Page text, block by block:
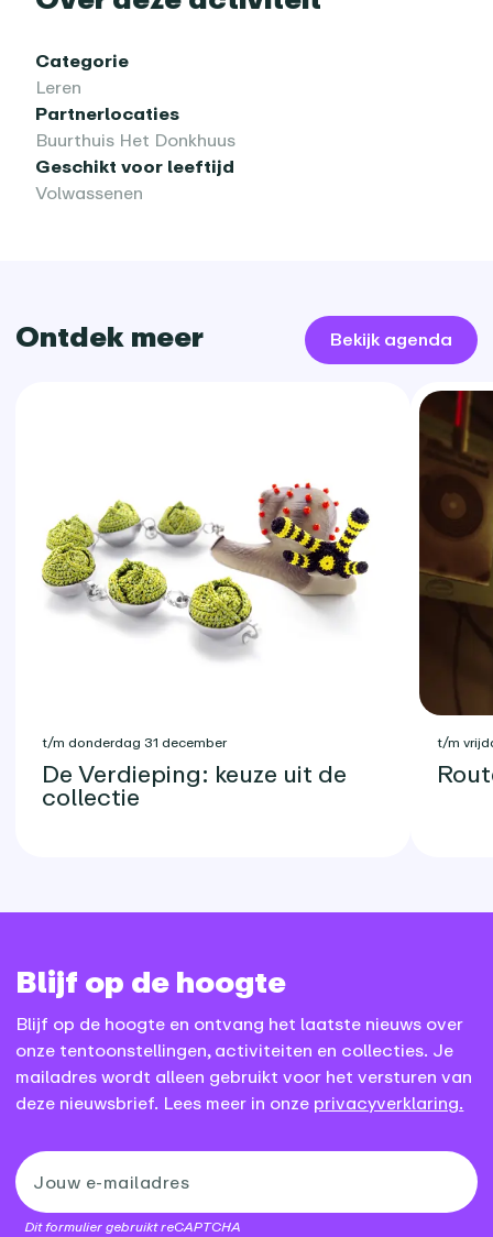
Categorie
Leren
Partnerlocaties
Buurthuis Het Donkhuus
Geschikt voor leeftijd
Volwassenen
Ontdek meer Bekijk agenda
t/m donderdag 31 december
De Verdieping: keuze uit de
collectie
t/m
Blijf op de hoogte
Blijf op de hoogte en ontvang het laatste nieuws over
onze tentoonstellingen, activiteiten en collecties. Je
mailadres wordt alleen gebruikt voor het versturen van
deze nieuwsbrief. Lees meer in onze privacyverklaring.
Dit formulier gebruikt reCAPTCHA